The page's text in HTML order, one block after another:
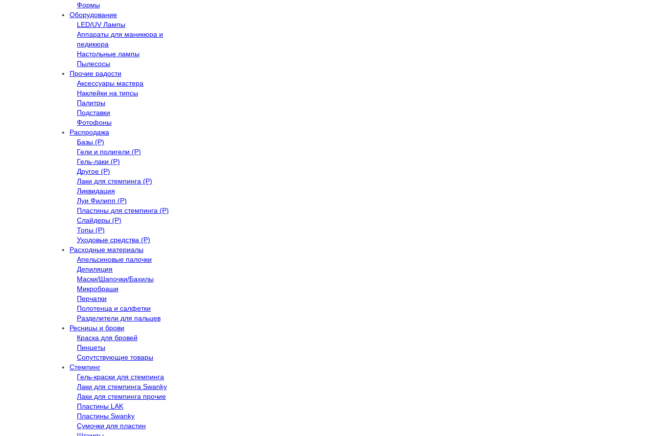
Формы
Оборудование
LED/UV Лампы
Аппараты для маникюра и
педикюра
Настольные лампы
Пылесосы
Прочие радости
Аксессуары мастера
Наклейки на типсы
Палитры
Подставки
Фотофоны
Распродажа
Базы (Р)
Гели и полигели (Р)
Гель-лаки (Р)
Другое (Р)
Лаки для стемпинга (Р)
Ликвидация
Луи Филипп (Р)
Пластины для стемпинга (Р)
Слайдеры (Р)
Топы (Р)
Уходовые средства (Р)
Расходные материалы
Апельсиновые палочки
Депиляция
Маски/Шапочки/Бахилы
Микробраши
Перчатки
Полотенца и салфетки
Разделители для пальцев
Ресницы и брови
Краска для бровей
Пинцеты
Сопутствующие товары
Стемпинг
Гель-краски для стемпинга
Лаки для стемпинга Swanky
Лаки для стемпинга прочие
Пластины LAK
Пластины Swanky
Сумочки для пластин